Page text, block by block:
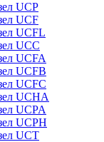
UCP
UCF
UCFL
UCC
UCFA
UCFB
UCFC
UCHA
UCPA
UCPH
UCT